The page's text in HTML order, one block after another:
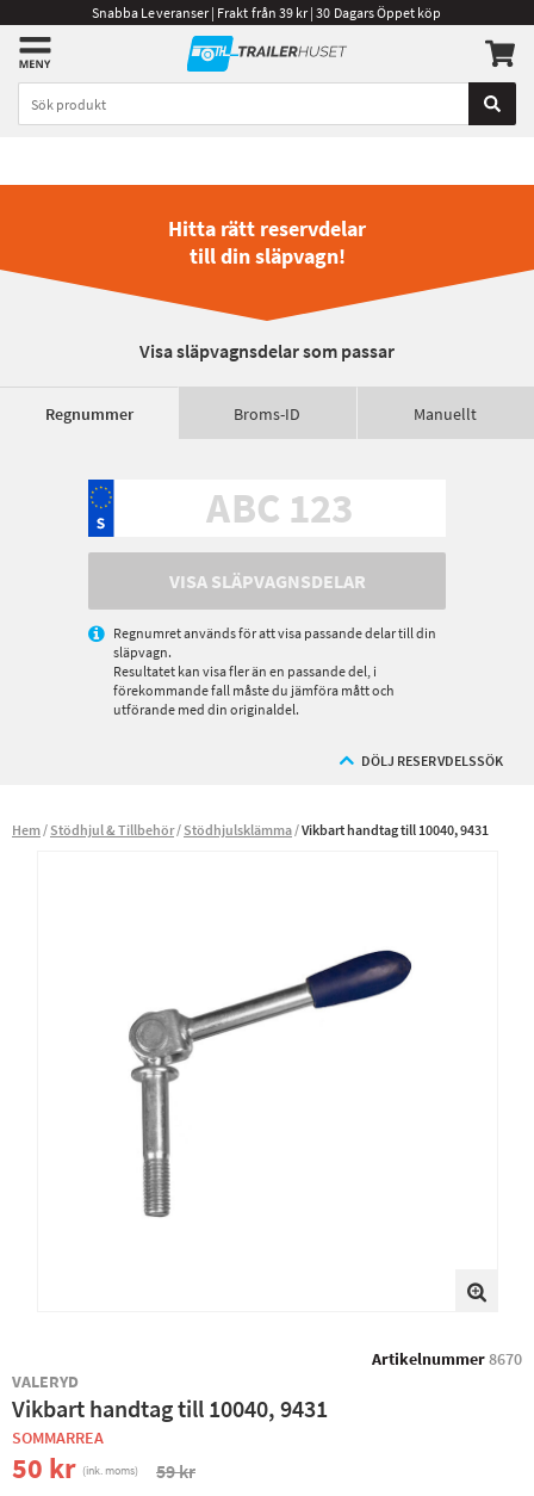
Snabba Leveranser | Frakt från 39 kr | 30 Dagars Öppet köp
Hitta rätt reservdelar
till din släpvagn!
Visa släpvagnsdelar som passar
Regnummer Broms-ID Manuellt
VISA SLÄPVAGNSDELAR
Regnumret används för att visa passande delar till din
släpvagn.
Resultatet kan visa fler än en passande del, i
förekommande fall måste du jämföra mått och
utförande med din originaldel.
DÖLJ RESERVDELSSÖK
Hem Stödhjul & Tillbehör Stödhjulsklämma Vikbart handtag till 10040, 9431
Artikelnummer8670
VALERYD
Vikbart handtag till 10040, 9431
SOMMARREA
50 kr (ink. moms) 59 kr